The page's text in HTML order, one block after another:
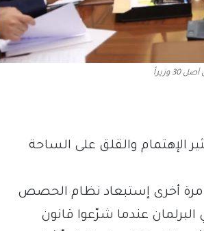
وزيراً
الإهتمام والقلق على الساحة
مرة أخرى إستبعاد نظام الحصص
البرلمان عندما شرّعوا قانون